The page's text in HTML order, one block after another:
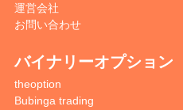
運営会社
お問い合わせ
バイナリーオプション
theoption
Bubinga trading